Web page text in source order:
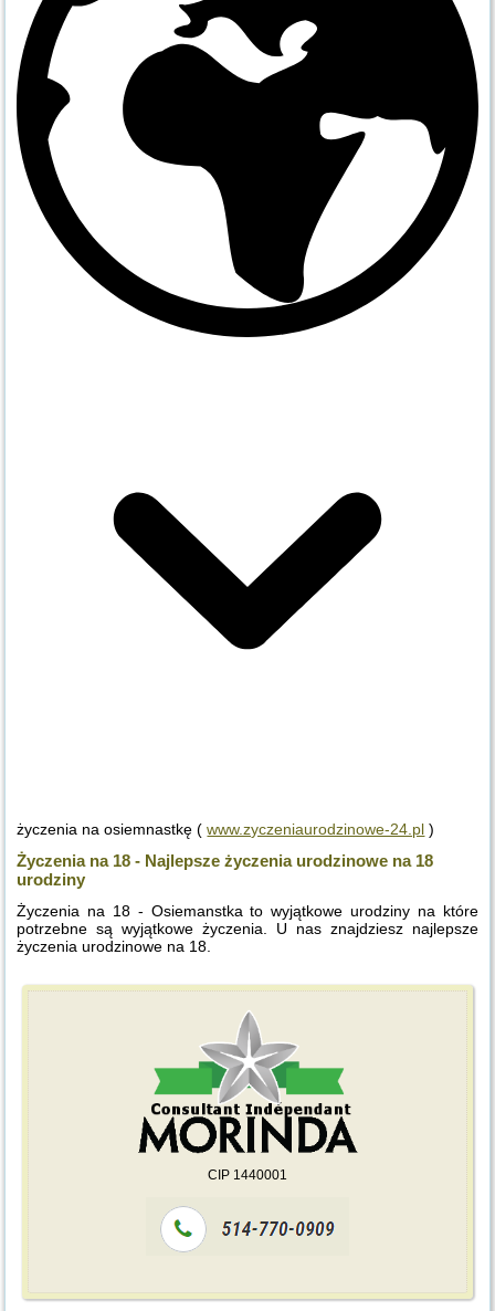
życzenia na osiemnastkę (www.zyczeniaurodzinowe-24.pl )
Życzenia na 18 - Najlepsze życzenia urodzinowe na 18
urodziny
Życzenia na 18 - Osiemanstka to wyjątkowe urodziny na które
potrzebne są wyjątkowe życzenia. U nas znajdziesz najlepsze
życzenia urodzinowe na 18.
CIP 1440001